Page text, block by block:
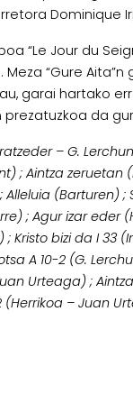
Dominique
“Le Jour du
Meza “Gure
garai hartako
da
– G.
; Aintza zeruetan
(Barturen) ;
; Agur izar eder
Kristo bizi da I 33
A 10-2 (G.
Urteaga) ;
(Herrikoa – Juan